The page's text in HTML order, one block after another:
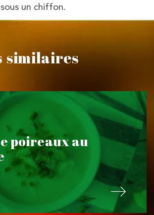
un chiffon.
similaires
poireaux au